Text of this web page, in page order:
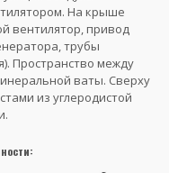
На крыше
вентилятор, привод
трубы
Пространство между
ваты. Сверху
из углеродистой